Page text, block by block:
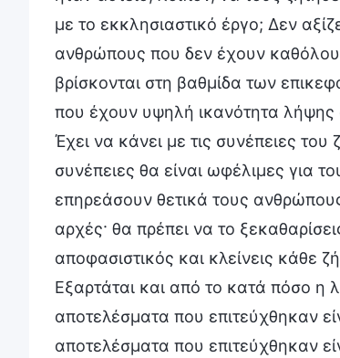
με το εκκλησιαστικό έργο; Δεν
ανθρώπους που δεν έχουν
βρίσκονται στη βαθμίδα των
που έχουν υψηλή ικανότητα
Έχει να κάνει με τις συνέπειες
συνέπειες θα είναι ωφέλιμες για
επηρεάσουν θετικά τους
αρχές· θα πρέπει να το
αποφασιστικός και κλείνεις κάθε
Εξαρτάται και από το κατά πόσο η
αποτελέσματα που επιτεύχθηκαν
αποτελέσματα που επιτεύχθηκαν